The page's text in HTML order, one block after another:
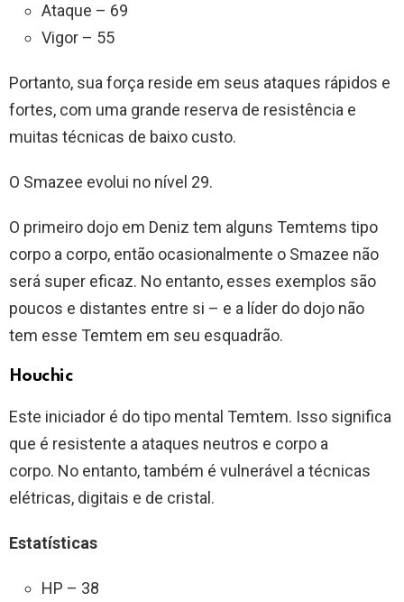
Ataque – 69
Vigor – 55
Portanto, sua força reside em seus ataques rápidos e
fortes, com uma grande reserva de resistência e
muitas técnicas de baixo custo.
O Smazee evolui no nível 29.
O primeiro dojo em Deniz tem alguns Temtems tipo
corpo a corpo, então ocasionalmente o Smazee não
será super eficaz. No entanto, esses exemplos são
poucos e distantes entre si – e a líder do dojo não
tem esse Temtem em seu esquadrão.
Houchic
Este iniciador é do tipo mental Temtem. Isso significa
que é resistente a ataques neutros e corpo a
corpo. No entanto, também é vulnerável a técnicas
elétricas, digitais e de cristal.
Estatísticas
HP – 38